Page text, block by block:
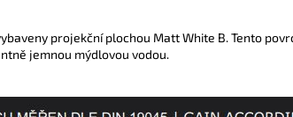
projekční plochou Matt White B. Tento
jemnou mýdlovou vodou.